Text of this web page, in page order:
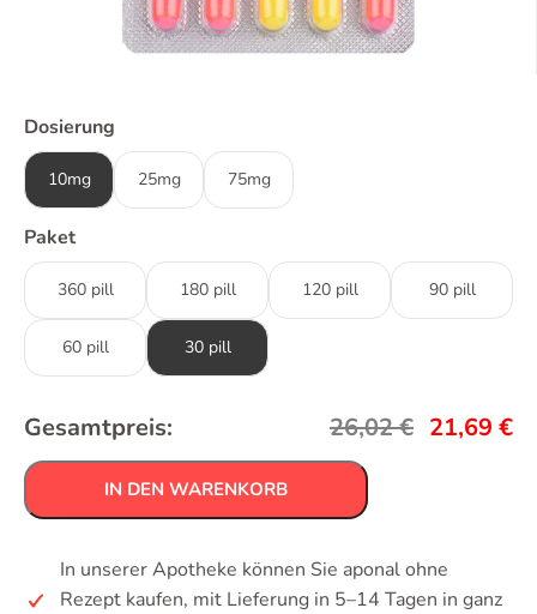
Dosierung
10mg 25mg 75mg
Paket
360 pill 180 pill 120 pill 90 pill
60 pill 30 pill
Gesamtpreis: 26,02€ 21,69 €
IN DEN WARENKORB
In unserer Apotheke können Sie aponal ohne
Rezept kaufen, mit Lieferung in 5–14 Tagen in ganz